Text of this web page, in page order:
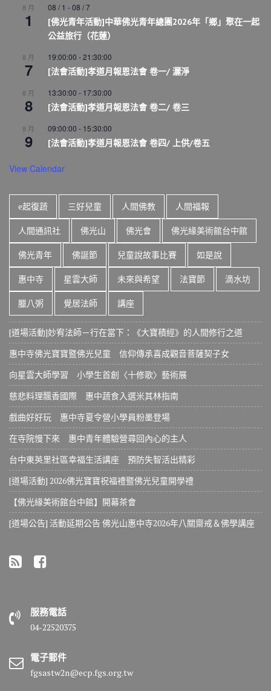
8 月
1
08 / 1 -08 / 7
[佛光青年活動]中華佛光青年總團2026年「鄉」聚在一起
公益旅行（花蓮）
8 月
7
19:00:00 -21:30:00
[法會活動]孝道月報恩法會 卷一/ 灑淨
8 月
8
13:30:00 - 17:30:00
[法會活動]孝道月報恩法會 卷二/ 卷三
8 月
9
09:00:00 - 15:30:00
[法會活動]孝道月報恩法會 卷四/ 上供/卷五
View Calendar
e起復蔬 三好兒童 人間佛教 人間福報
人間通訊社 佛光山 佛光會 佛光緣美術館台中館
佛光青年 佛誕節 兒童說故事比賽 如是說
惠中寺 星雲大師 未來與希望 法寶節 滴水坊
臘八粥 覺居法師 講座
[道場活動]妙宥法師－行在當下：《大寶積經》的人間修行之道
惠中寺佛光寶寶暨佛光兒童 信仰傳承喜成觀音菩薩契子女
向星雲大師學習 小學生首創〈十修歌〉藝術展
慈悲料理飄香國際 惠中蔬食入選米其林指南
戲曲好好玩 惠中寺夏令營小學員粉墨登場
在寺院慢下來 惠中青年體驗營尋回內心的主人
台中東英里社區幸福生活講座 預防失智活出精彩
[道場活動] 2026佛光寶寶祝福禮暨佛光兒童開學禮
【佛光緣美術館台中館】開幕茶會
[道場公告] 活動延期公告 佛光山惠中寺2026年八關齋戒＆佛學講座
服務電話
04-22520375
電子郵件
fgsastw2n@ecp.fgs.org.tw